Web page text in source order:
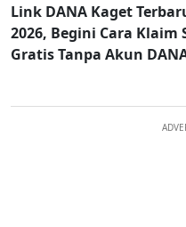
Link DANA Kaget
2026, Begini Cara Klaim
Gratis Tanpa Akun